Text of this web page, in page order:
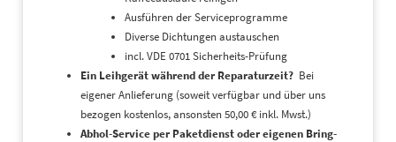
Ausführen der Serviceprogramme
Diverse Dichtungen austauschen
incl. VDE 0701 Sicherheits-Prüfung
Ein Leihgerät während der Reparaturzeit? Bei
eigener Anlieferung (soweit verfügbar und über uns
bezogen kostenlos, ansonsten 50,00 € inkl. Mwst.)
Abhol-Service per Paketdienst oder eigenen Bring-